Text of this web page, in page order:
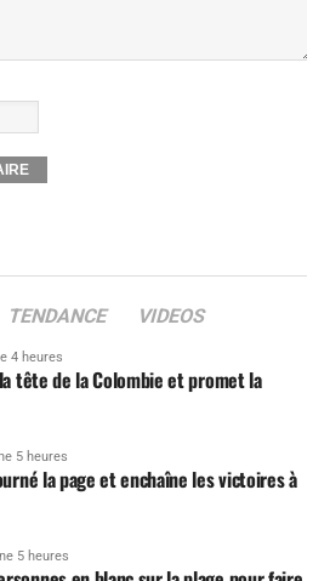
TENDANCE VIDEOS
4 heures
tête de la Colombie et promet la
5 heures
la page et enchaîne les victoires à
5 heures